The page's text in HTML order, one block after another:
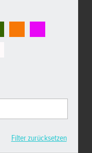
Filter zurücksetzen